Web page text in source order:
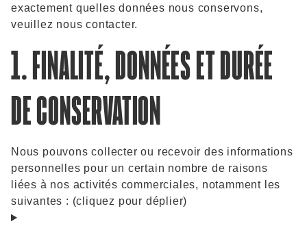
exactement quelles données nous conservons,
veuillez nous contacter.
1. FINALITÉ, DONNÉES ET DURÉE
DE CONSERVATION
Nous pouvons collecter ou recevoir des informations
personnelles pour un certain nombre de raisons
liées à nos activités commerciales, notamment les
suivantes : (cliquez pour déplier)